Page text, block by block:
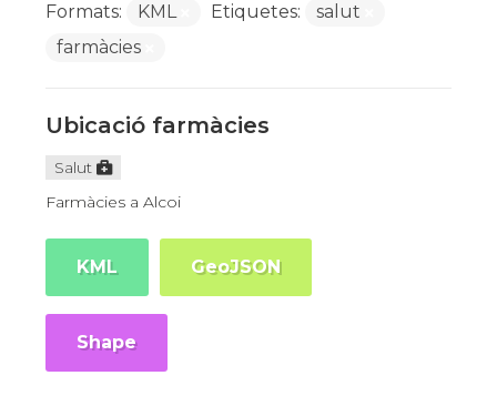
Formats: KML Etiquetes:
salut
farmàcies
Ubicació farmàcies
Salut
Farmàcies a Alcoi
KML GeoJSON
Shape